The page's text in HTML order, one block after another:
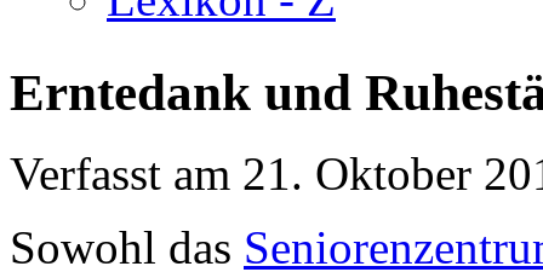
Erntedank und
Verfasst am 21. Oktober
Sowohl das